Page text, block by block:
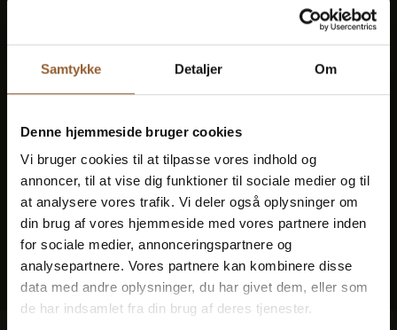
Samtykke Detaljer Om
Denne hjemmeside bruger cookies
Vi bruger cookies til at tilpasse vores indhold og
annoncer, til at vise dig funktioner til sociale medier og til
at analysere vores trafik. Vi deler også oplysninger om
din brug af vores hjemmeside med vores partnere inden
for sociale medier, annonceringspartnere og
analysepartnere. Vores partnere kan kombinere disse
data med andre oplysninger, du har givet dem, eller som
de har indsamlet fra din brug af deres tjenester.
Adresse og parkering Tider og varighed
Hund Børn
Handicapforhold Mad og drikke